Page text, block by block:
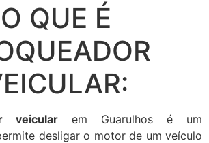
O QUE É
veicular em Guarulhos é um
desligar o motor de um veículo